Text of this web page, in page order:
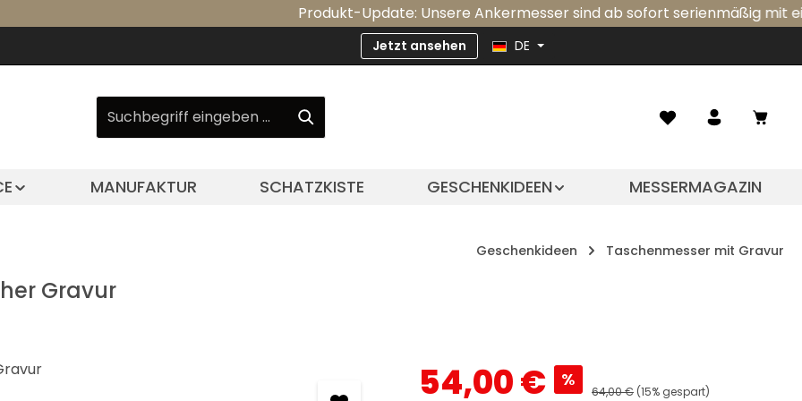
Produkt-Update: Unsere Ankermesser sind ab sofort serienmäßig mit einer
Jetzt ansehen DE
MANUFAKTUR SCHATZKISTE GESCHENKIDEEN MESSERMAGAZIN
Geschenkideen Taschenmesser mit Gravur
Gravur
Verkaufspreis:
54,00 € %
Regulärer Preis:
64,00 € (15% gespart)